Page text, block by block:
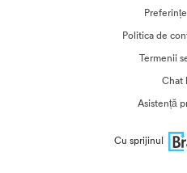
Politica de
Termenii
Chat
Asistență
Cu sprijinul